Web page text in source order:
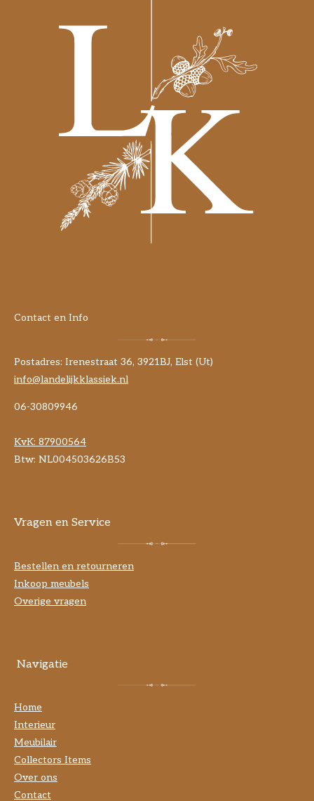
Contact en Info
Postadres: Irenestraat 36, 3921BJ, Elst (Ut)
info@landelijkklassiek.nl
06-30809946
KvK: 87900564
Btw: NL004503626B53
Vragen en Service
Bestellen en retourneren
Inkoop meubels
Overige vragen
Navigatie
Home
Interieur
Meubilair
Collectors Items
Over ons
Contact